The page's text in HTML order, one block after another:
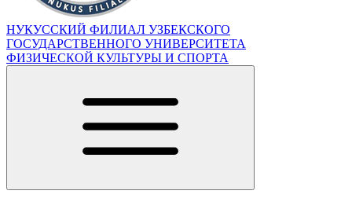
НУКУССКИЙ ФИЛИАЛ УЗБЕКСКОГО
ГОСУДАРСТВЕННОГО УНИВЕРСИТЕТА
ФИЗИЧЕСКОЙ КУЛЬТУРЫ И СПОРТА